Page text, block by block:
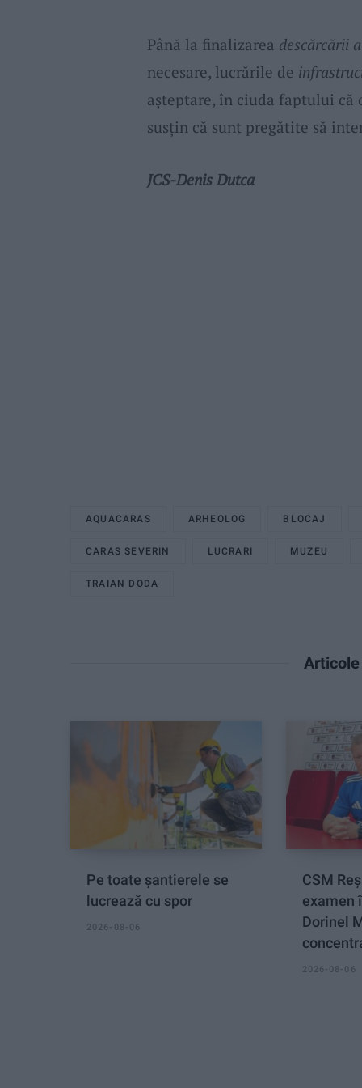
Până la finalizarea descărcării
necesare, lucrările de
așteptare, în ciuda faptului că
susțin că sunt pregătite să
JCS-Denis Dutca
AQUACARAS ARHEOLOG BLOCAJ
CARAS SEVERIN LUCRARI MUZEU
TRAIAN DODA
Pe toate șantierele se
lucrează cu spor
2026-08-06
CSM
examen
Dorinel
2026-08-06